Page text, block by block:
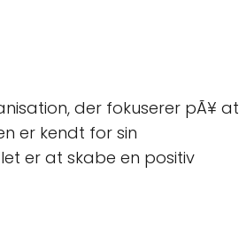
der fokuserer pÃ¥ at
er kendt for sin
er at skabe en positiv